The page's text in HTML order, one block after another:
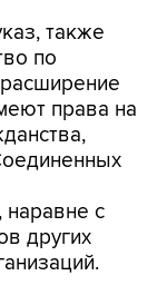
также
по
права на
наравне с
других